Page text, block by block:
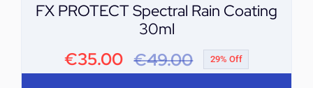
FX PROTECT Spectral Rain Coating
30ml
€49.00
Original
€35.00
Η
29% Off